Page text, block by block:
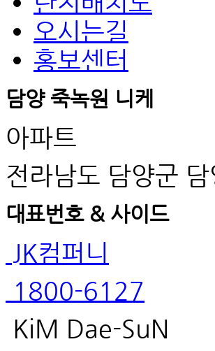
오시는길
홍보센터
담양 죽녹원 니케
아파트
전라남도 담양군
대표번호 & 사이드
JK컴퍼니
1800-6127
KiM Dae-SuN